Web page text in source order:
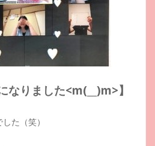
なりました<m(__)m>】
た（笑）